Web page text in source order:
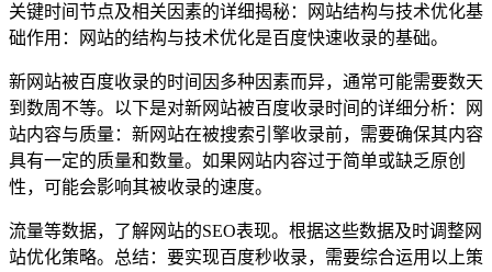
关键时间节点及相关因素的详细揭秘：网站结构与技术优化基
础作用：网站的结构与技术优化是百度快速收录的基础。
新网站被百度收录的时间因多种因素而异，通常可能需要数天
到数周不等。以下是对新网站被百度收录时间的详细分析：网
站内容与质量：新网站在被搜索引擎收录前，需要确保其内容
具有一定的质量和数量。如果网站内容过于简单或缺乏原创
性，可能会影响其被收录的速度。
流量等数据，了解网站的SEO表现。根据这些数据及时调整网
站优化策略。总结：要实现百度秒收录，需要综合运用以上策